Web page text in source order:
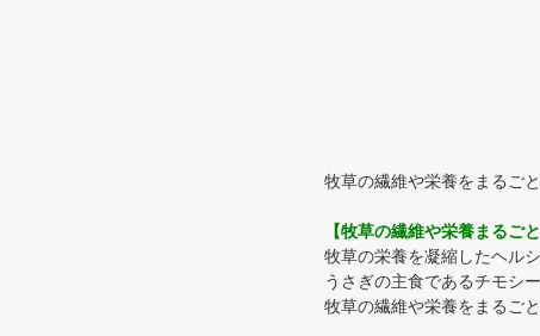
牧草の繊維や栄養をまるご
【牧草の繊維や栄養まるごと
牧草の栄養を凝縮したヘルシ
うさぎの主食であるチモシ
牧草の繊維や栄養をまるご